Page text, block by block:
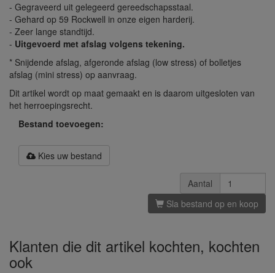
- Gegraveerd uit gelegeerd gereedschapsstaal.
- Gehard op 59 Rockwell in onze eigen harderij.
- Zeer lange standtijd.
- Uitgevoerd met afslag volgens tekening.
* Snijdende afslag, afgeronde afslag (low stress) of bolletjes
afslag (mini stress) op aanvraag.
Dit artikel wordt op maat gemaakt en is daarom uitgesloten van
het herroepingsrecht.
Bestand toevoegen:
Kies uw bestand
Aantal
Sla bestand op en koop
Klanten die dit artikel kochten, kochten
ook